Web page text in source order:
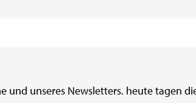
unseres Newsletters. heute tagen